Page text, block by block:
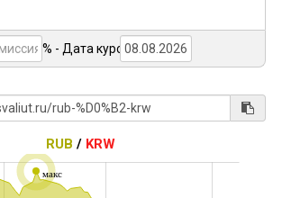
% - Дата курса:
RUB / KRW
макс